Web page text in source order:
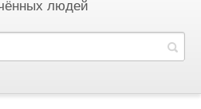
людей